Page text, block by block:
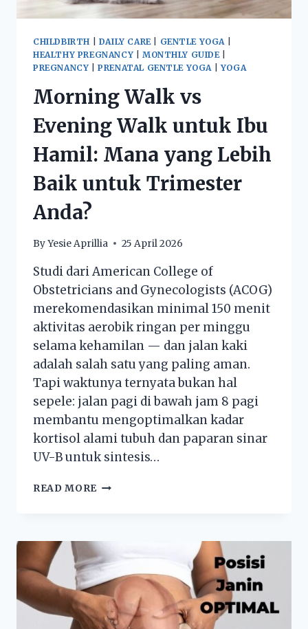
CHILDBIRTH DAILY CARE| GENTLE YOGA
HEALTHY PREGNANCY
MONTHLY GUIDE|
PREGNANCY |PRENATAL GENTLE YOGA YOGA
Morning Walk vs
Evening Walk untuk Ibu
Hamil: Mana yang Lebih
Baik untuk Trimester
Anda?
ByYesie Aprillia 25 April 2026
Studi dari American College of
Obstetricians and Gynecologists (ACOG)
merekomendasikan minimal 150 menit
aktivitas aerobik ringan per minggu
selama kehamilan — dan jalan kaki
adalah salah satu yang paling aman.
Tapi waktunya ternyata bukan hal
sepele: jalan pagi di bawah jam 8 pagi
membantu mengoptimalkan kadar
kortisol alami tubuh dan paparan sinar
UV-B untuk sintesis…
READ MORE